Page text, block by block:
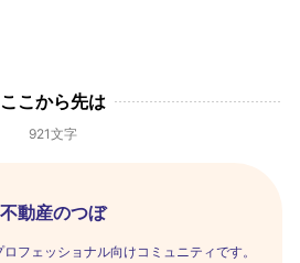
ここから先は
921文字
不動産のつぼ
フェッショナル向けコミュニティです。